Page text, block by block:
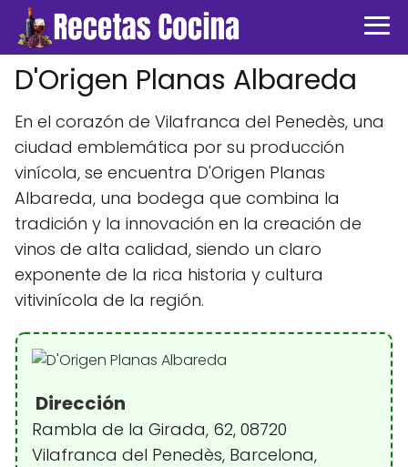
D'Origen Planas Albareda
En el corazón de Vilafranca del Penedès, una
ciudad emblemática por su producción
vinícola, se encuentra D'Origen Planas
Albareda, una bodega que combina la
tradición y la innovación en la creación de
vinos de alta calidad, siendo un claro
exponente de la rica historia y cultura
vitivinícola de la región.
Dirección
Rambla de la Girada, 62, 08720
Vilafranca del Penedès, Barcelona,